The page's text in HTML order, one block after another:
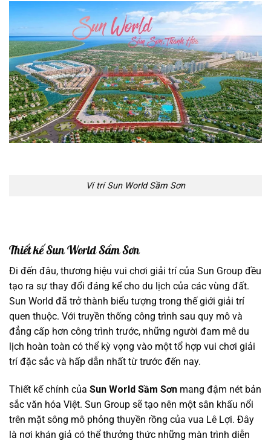
Ví trí Sun World Sầm Sơn
Thiết kế Sun World Sầm Sơn
Đi đến đâu, thương hiệu vui chơi giải trí của Sun Group đều
tạo ra sự thay đổi đáng kể cho du lịch của các vùng đất.
Sun World đã trở thành biểu tượng trong thế giới giải trí
quen thuộc. Với truyền thống công trình sau quy mô và
đẳng cấp hơn công trình trước, những người đam mê du
lịch hoàn toàn có thể kỳ vọng vào một tổ hợp vui chơi giải
trí đặc sắc và hấp dẫn nhất từ trước đến nay.
Thiết kế chính của Sun World Sầm Sơn mang đậm nét bản
sắc văn hóa Việt. Sun Group sẽ tạo nên một sân khấu nổi
trên mặt sông mô phỏng thuyền rồng của vua Lê Lợi. Đây
là nơi khán giả có thể thưởng thức những màn trình diễn